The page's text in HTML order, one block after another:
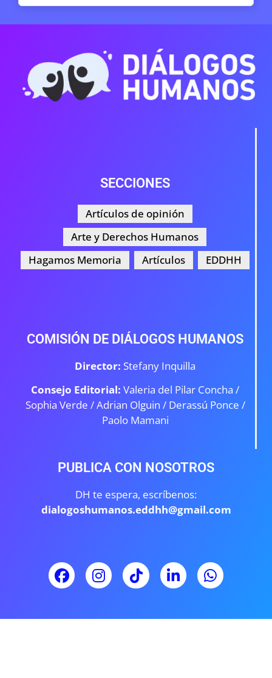
SECCIONES
Artículos de opinión
Arte y Derechos Humanos
Hagamos Memoria
Artículos EDDHH
COMISIÓN DE DIÁLOGOS HUMANOS
Director: Stefany Inquilla
Consejo Editorial: Valeria del Pilar Concha /
Sophia Verde /Adrian Olguin / Derassú Ponce /
Paolo Mamani
PUBLICA CON NOSOTROS
DH te espera, escríbenos:
dialogoshumanos.eddhh@gmail.com